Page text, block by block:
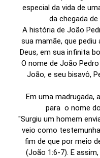
especial da vida de
da chegada
A história de João
sua mamãe, que pediu
Deus, em sua infinita
O nome de João
João, e seu bisavô,
Em uma madrugada,
para o nome
"Surgiu um homem
veio como
fim de que por meio
(João 1:6-7). E